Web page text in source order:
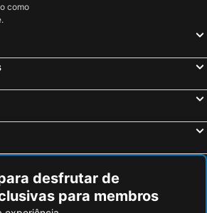
Hotéis
Verona, Veneto Hotéis
como
desfrutar de
para membros